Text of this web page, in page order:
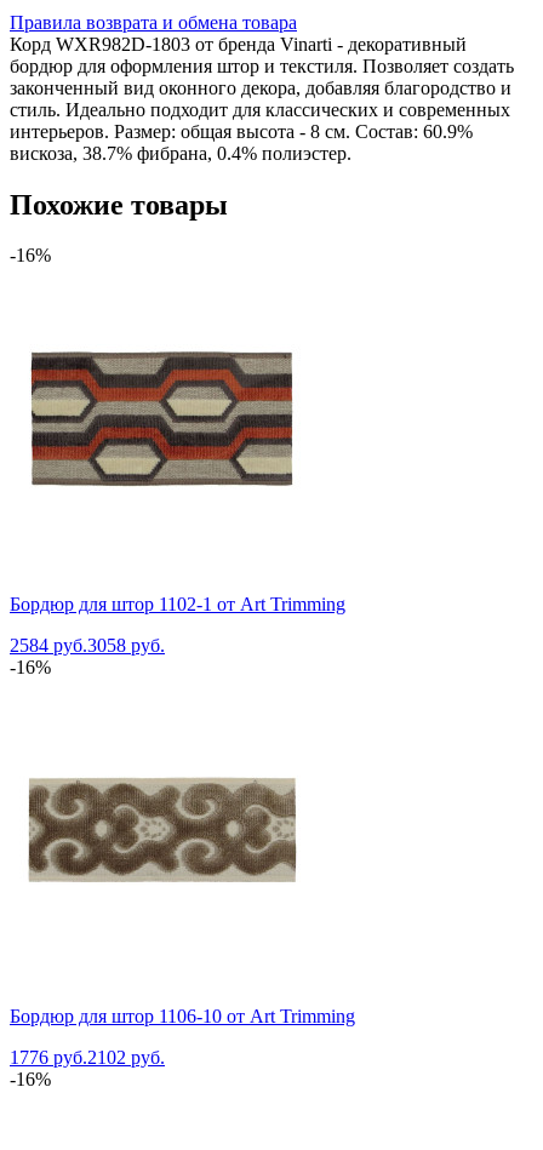
Правила возврата и обмена товара
Корд WXR982D-1803 от бренда Vinarti - декоративный
бордюр для оформления штор и текстиля. Позволяет создать
законченный вид оконного декора, добавляя благородство и
стиль. Идеально подходит для классических и современных
интерьеров. Размер: общая высота - 8 см. Состав: 60.9%
вискоза, 38.7% фибрана, 0.4% полиэстер.
Похожие товары
-16%
Бордюр для штор 1102-1 от Art Trimming
2584 руб.3058 руб.
-16%
Бордюр для штор 1106-10 от Art Trimming
1776 руб.2102 руб.
-16%